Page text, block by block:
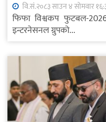
वि.सं.२०८३ साउन ४ सोमवार
फिफा विश्वकप फुटबल-
इन्टरनेसनल ग्रुपको...